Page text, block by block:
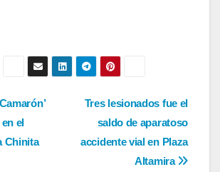
Tres lesionados fue el
saldo de aparatoso
accidente vial en Plaza
Altamira
el
Chinita